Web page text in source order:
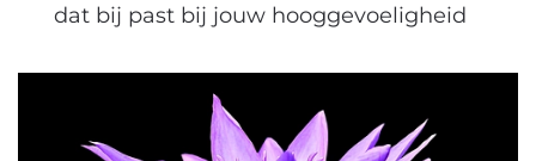
dat bij past bij jouw hooggevoeligheid